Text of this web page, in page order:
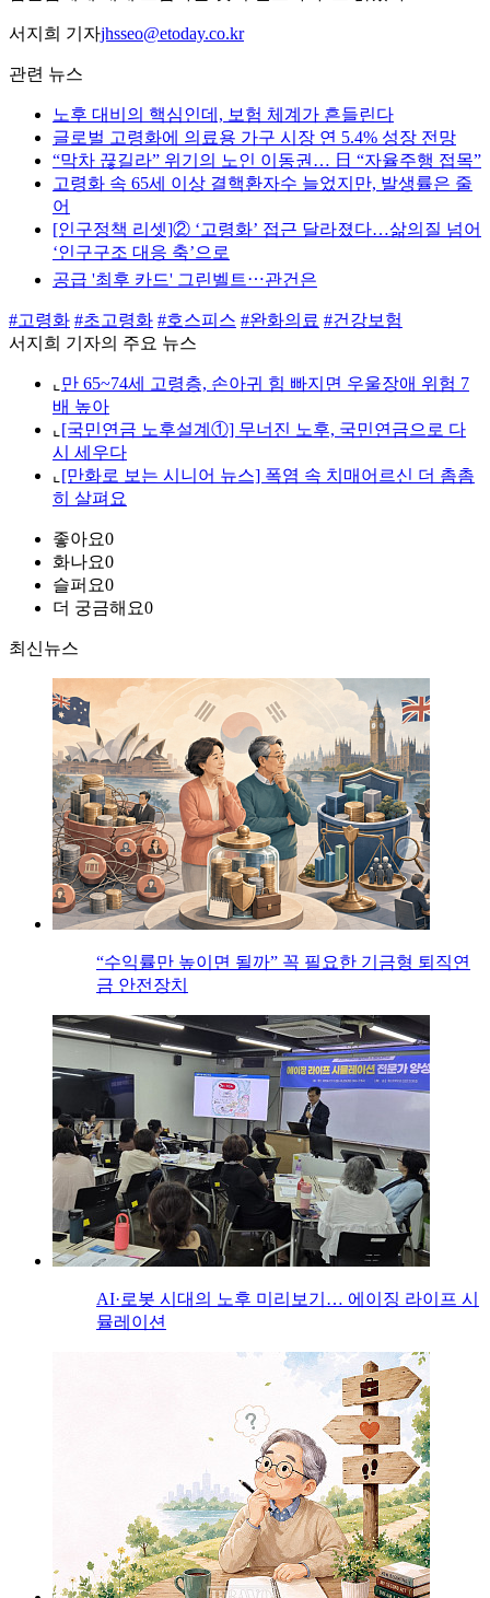
서지희 기자jhsseo@etoday.co.kr
관련 뉴스
노후 대비의 핵심인데, 보험 체계가 흔들린다
글로벌 고령화에 의료용 가구 시장 연 5.4% 성장 전망
“막차 끊길라” 위기의 노인 이동권… 日 “자율주행 접목”
고령화 속 65세 이상 결핵환자수 늘었지만, 발생률은 줄
어
[인구정책 리셋]② ‘고령화’ 접근 달라졌다…삶의질 넘어
‘인구구조 대응 축’으로
공급 '최후 카드' 그린벨트⋯관건은
#고령화 #초고령화 #호스피스 #완화의료 #건강보험
서지희 기자의 주요 뉴스
⌞ 만 65~74세 고령층, 손아귀 힘 빠지면 우울장애 위험 7
배 높아
⌞ [국민연금 노후설계①] 무너진 노후, 국민연금으로 다
시 세우다
⌞ [만화로 보는 시니어 뉴스] 폭염 속 치매어르신 더 촘촘
히 살펴요
좋아요0
화나요0
슬퍼요0
더 궁금해요0
최신뉴스
“수익률만 높이면 될까” 꼭 필요한 기금형 퇴직연
금 안전장치
AI·로봇 시대의 노후 미리보기… 에이징 라이프 시
뮬레이션